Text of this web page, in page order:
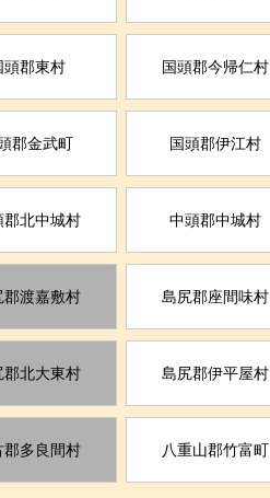
頭郡東村 国頭郡今帰仁村
郡金武町 国頭郡伊江村
郡北中城村 中頭郡中城村
郡渡嘉敷村 島尻郡座間味村
郡北大東村 島尻郡伊平屋村
郡多良間村 八重山郡竹富町